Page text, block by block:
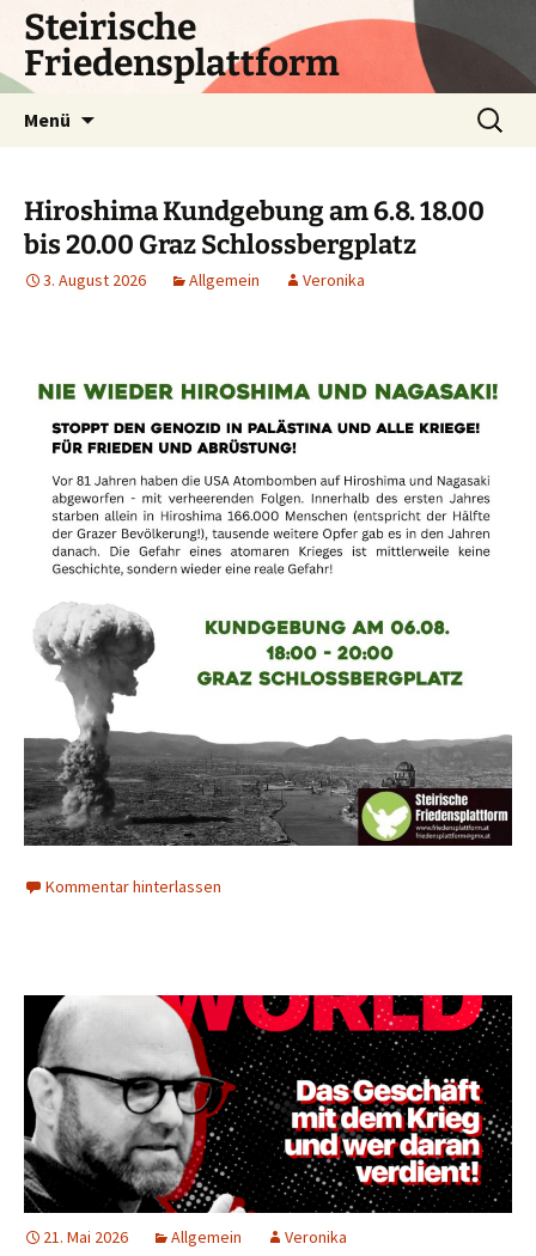
Zum
Inhalt
springen
Steirische
Friedensplattform
Menü
Suchen
nach:
Hiroshima Kundgebung am 6.8. 18.00
bis 20.00 Graz Schlossbergplatz
3. August 2026 Allgemein Veronika
Kommentar hinterlassen
21. Mai 2026 Allgemein Veronika